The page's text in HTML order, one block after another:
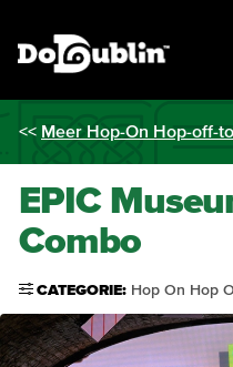
<< Meer Hop-On Hop-off-
EPIC
Combo
CATEGORIE: Hop On Hop